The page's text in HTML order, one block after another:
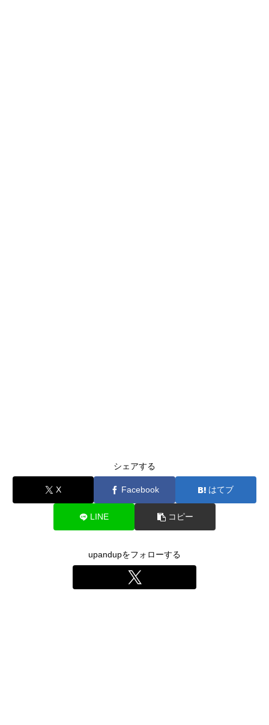
シェアする
X Facebook はてブ
LINE コピー
upandupをフォローする